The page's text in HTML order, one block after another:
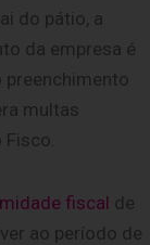
do pátio, a
da empresa é
preenchimento
multas
fiscal de
ao período de